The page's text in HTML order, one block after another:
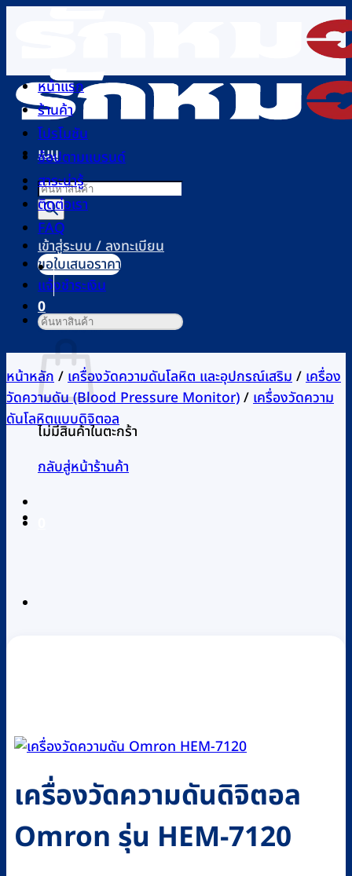
เนื้อหา
เมนู
Products
search
เข้าสู่ระบบ / ลงทะเบียน
0
ตะกร้าสินค้า
ไม่มีสินค้าในตะกร้า
กลับสู่หน้าร้านค้า
หน้าแรก
ร้านค้า
โปรโมชัน
ช้อปตามแบรนด์
สาระน่ารู้
ติดต่อเรา
FAQ
ขอใบเสนอราคา
แจ้งชำระเงิน
ค้นหา:
หน้าหลัก/เครื่องวัดความดันโลหิต และอุปกรณ์เสริม/เครื่อง
วัดความดัน (Blood Pressure Monitor)/เครื่องวัดความ
ดันโลหิตแบบดิจิตอล
เครื่องวัดความดันดิจิตอล
Omron รุ่น HEM-7120